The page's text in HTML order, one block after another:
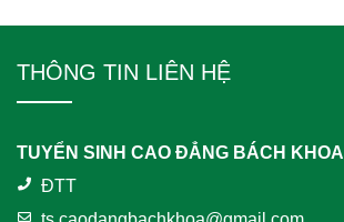
THÔNG TIN LIÊN HỆ
TUYỂN SINH CAO ĐẲNG BÁCH KHOA
ĐTT